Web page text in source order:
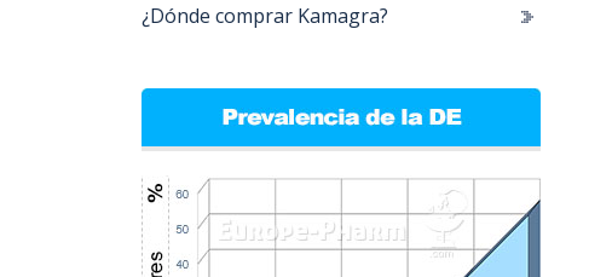
¿Dónde comprar Kamagra?